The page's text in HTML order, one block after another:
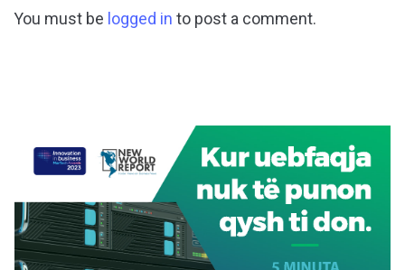
You must be logged in to post a comment.